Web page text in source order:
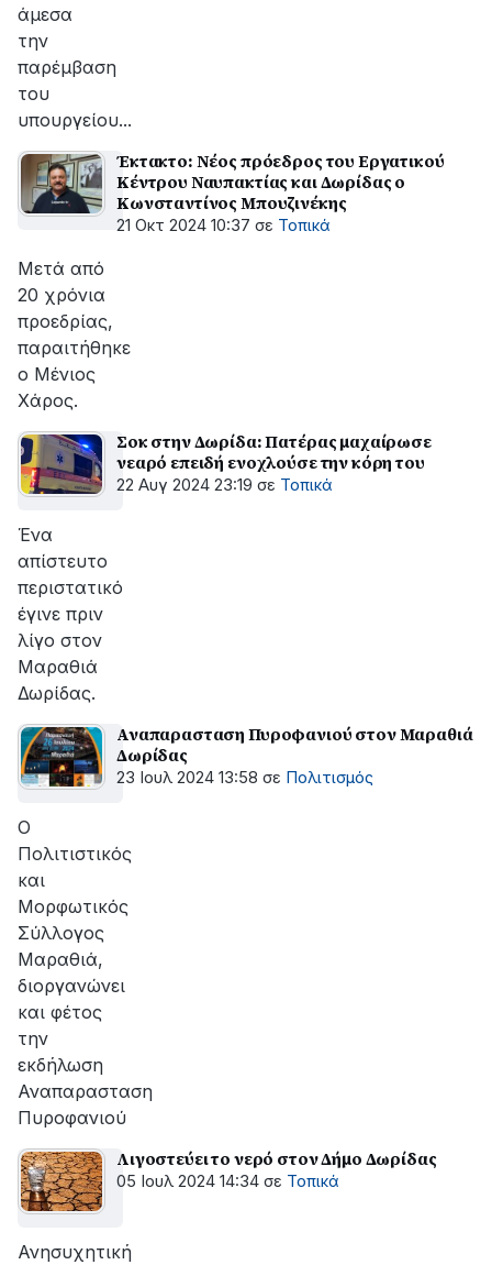
άμεσα
την
παρέμβαση
του
υπουργείου...
Έκτακτο: Νέος πρόεδρος του Εργατικού
Κέντρου Ναυπακτίας και Δωρίδας ο
Κωνσταντίνος Μπουζινέκης
21 Οκτ 2024 10:37 σε Τοπικά
Μετά από
20 χρόνια
προεδρίας,
παραιτήθηκε
ο Μένιος
Χάρος.
Σοκ στην Δωρίδα: Πατέρας μαχαίρωσε
νεαρό επειδή ενοχλούσε την κόρη του
22 Αυγ 2024 23:19 σε Τοπικά
Ένα
απίστευτο
περιστατικό
έγινε πριν
λίγο στον
Μαραθιά
Δωρίδας.
Αναπαρασταση Πυροφανιού στον Μαραθιά
Δωρίδας
23 Ιουλ 2024 13:58 σε Πολιτισμός
Ο
Πολιτιστικός
και
Μορφωτικός
Σύλλογος
Μαραθιά,
διοργανώνει
και φέτος
την
εκδήλωση
Αναπαρασταση
Πυροφανιού
Λιγοστεύει το νερό στον Δήμο Δωρίδας
05 Ιουλ 2024 14:34 σε Τοπικά
Ανησυχητική